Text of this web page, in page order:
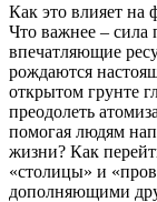
Как это влияет на
Что важнее – сила
впечатляющие
рождаются
открытом грунте
преодолеть
помогая людям
жизни? Как
«столицы» и
дополняющими